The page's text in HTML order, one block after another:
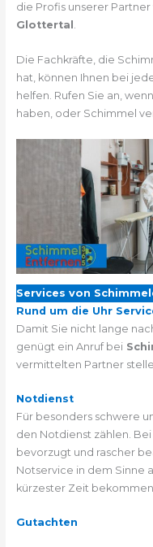
die Profis unserer Partner
Glottertal .
Die Fachkräfte, die
hat, können Ihnen bei
helfen. Rufen Sie an,
haben, oder Schimmel
Services von
Rund um die Uhr
Damit Sie nicht lange
genügt ein Anruf bei
vermittelten Partner
Notdienst
Für besonders schwere
den Notdienst zählen.
bevorzugt und rascher
Notservice in dem Sinne
kürzester Zeit
Gutachten